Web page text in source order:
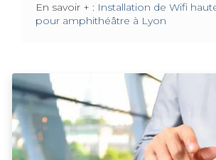
En savoir + : Installation de Wifi
pour amphithéâtre à Lyon